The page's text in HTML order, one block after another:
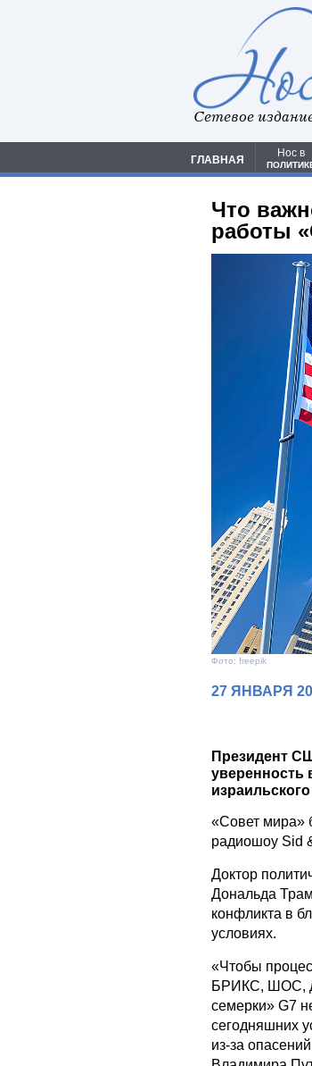
Сетевое
ГЛАВНАЯ
Нос в
Что
работы
Фото: freepik
27 ЯНВАРЯ
Президент
уверенность
«Совет мира»
радиошоу Sid
Доктор
Дональда
конфликта в
условиях.
«Чтобы
БРИКС, ШОС,
семерки» G7
сегодняшних
из-за